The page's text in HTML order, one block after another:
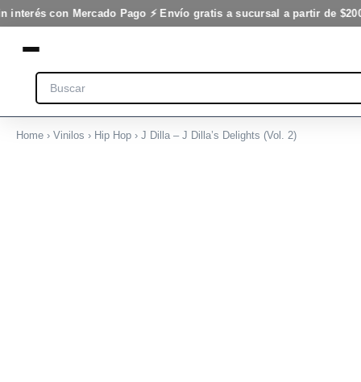
interés con Mercado Pago ⚡ Envío gratis a sucursal a partir de
Ir
al
contenido
Search
Home › Vinilos › Hip Hop › J Dilla – J Dilla’s Delights (Vol. 2)
Dilla's
Delights
2)
cantidad